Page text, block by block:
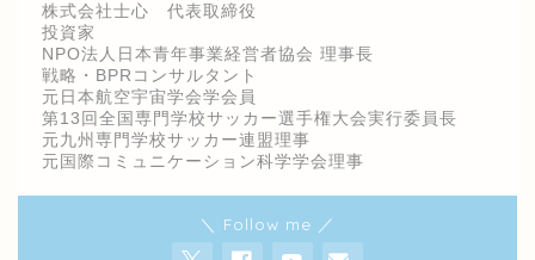
株式会社士心 代表取締役
投資家
NPO法人日本青年事業経営者協会 理事長
戦略・BPRコンサルタント
元日本航空宇宙学会学会員
第13回全国専門学校サッカー選手権大会実行委員長
元九州専門学校サッカー連盟理事
元国際コミュニケーション科学学会理事
＼ Follow me ／